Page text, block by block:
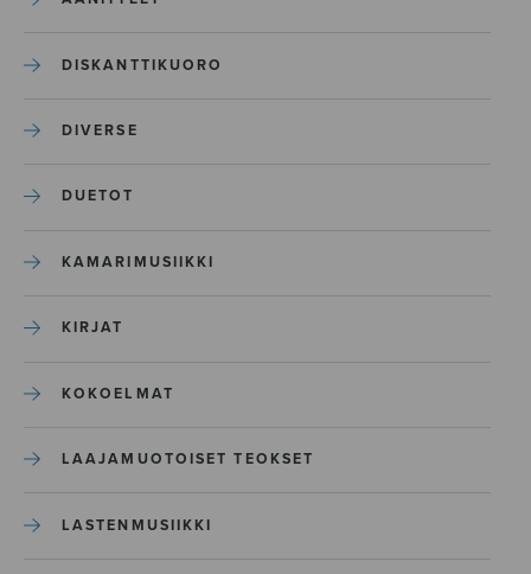
DISKANTTIKUORO
DIVERSE
DUETOT
KAMARIMUSIIKKI
KIRJAT
KOKOELMAT
LAAJAMUOTOISET TEOKSET
LASTENMUSIIKKI